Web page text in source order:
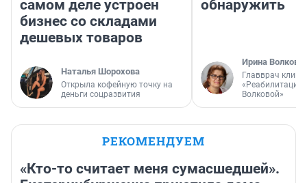
самом деле устроен
бизнес со складами
дешевых товаров
Наталья Шорохова
Открыла кофейную точку на
деньги соцразвития
обнаружить
Ирина Волкова
Главврач
«Реабилитация
Волковой»
РЕКОМЕНДУЕМ
«Кто-то считает меня сумасшедшей».